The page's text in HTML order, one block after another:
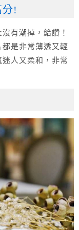
!
有潮掉，給讚！
是非常薄透又輕
人又柔和，非常